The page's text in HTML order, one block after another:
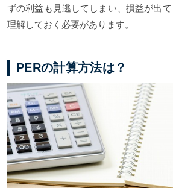
ずの利益も見逃してしまい、損益が出
理解しておく必要があります。
PERの計算方法は？